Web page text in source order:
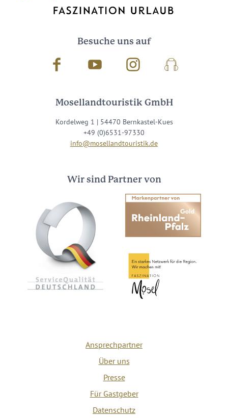
Besuche uns auf
Facebook Youtube InstagramPodcast
Mosellandtouristik GmbH
Kordelweg 1 | 54470 Bernkastel-Kues
+49 (0)6531-97330
info@mosellandtouristik.de
Wir sind Partner von
Ansprechpartner
Über uns
Presse
Für Gastgeber
Datenschutz